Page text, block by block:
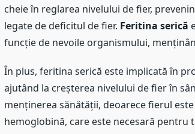
cheie în reglarea nivelului de fier,
legate de deficitul de fier. Feritina serică
funcție de nevoile organismului,
În plus, feritina serică este implicată în
ajutând la creșterea nivelului de fier în
menținerea sănătății, deoarece fierul
hemoglobină, care este necesară